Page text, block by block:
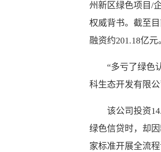
州新区绿色项目/
权威背书。截至
融资约201.18亿元
“多亏了绿色认
科生态开发有限
该公司投资
绿色信贷时，却
家标准开展全流